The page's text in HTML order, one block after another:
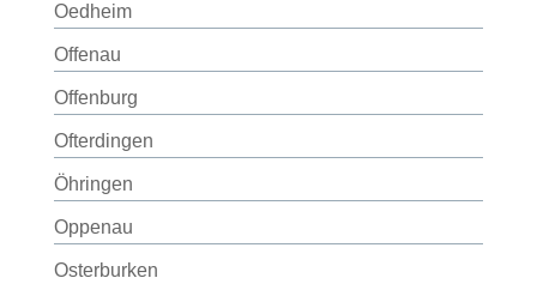
Oedheim
Offenau
Offenburg
Ofterdingen
Öhringen
Oppenau
Osterburken